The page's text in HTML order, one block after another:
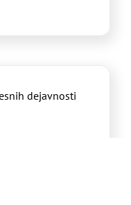
dejavnosti